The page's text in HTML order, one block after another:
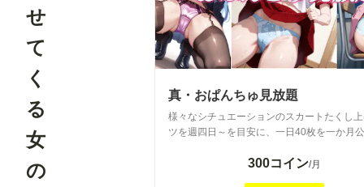
せ
て
く
る
女
の
真・おぱんちゅ見放題
様々なシチュエーションのスカートたくし
ツを週四日～を目安に、一日40枚を一か月
配布していたものも含まれます We will
300コイン/月